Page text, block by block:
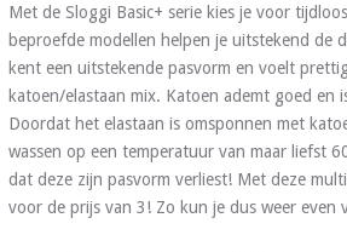
Met de Sloggi Basic+ serie kies je voor
beproefde modellen helpen je uitstekend de
kent een uitstekende pasvorm en voelt
katoen/elastaan mix. Katoen ademt goed en
Doordat het elastaan is omsponnen met
wassen op een temperatuur van maar liefst
dat deze zijn pasvorm verliest! Met deze
voor de prijs van 3! Zo kun je dus weer even